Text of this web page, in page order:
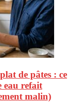
de pâtes : ce
eau refait
malin)